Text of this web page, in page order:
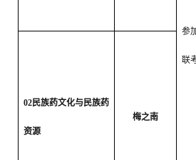
参
联
02民族药文化与民族药
资源
梅之南